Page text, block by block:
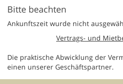
Bitte beachten
Ankunftszeit wurde nicht
Vertrags- und
Die praktische Abwicklung der
einen unserer Geschäftspartner.